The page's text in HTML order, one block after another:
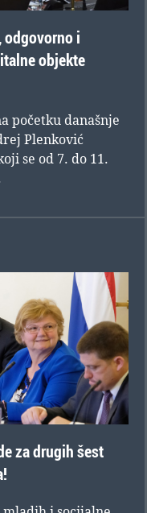
odgovorno i
objekte
početku današnje
Plenković
se od 7. do 11.
za drugih šest